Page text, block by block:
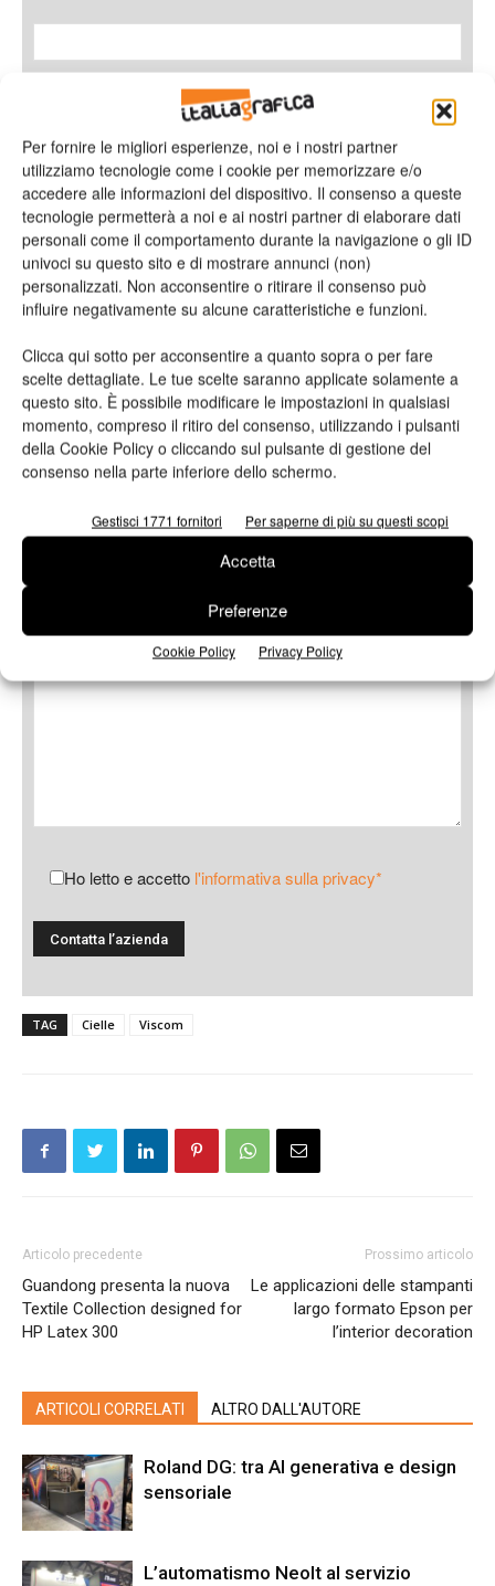
Per fornire le migliori esperienze, noi e i nostri partner
utilizziamo tecnologie come i cookie per memorizzare e/o
accedere alle informazioni del dispositivo. Il consenso a queste
tecnologie permetterà a noi e ai nostri partner di elaborare dati
personali come il comportamento durante la navigazione o gli ID
univoci su questo sito e di mostrare annunci (non)
personalizzati. Non acconsentire o ritirare il consenso può
influire negativamente su alcune caratteristiche e funzioni.
Clicca qui sotto per acconsentire a quanto sopra o per fare
scelte dettagliate. Le tue scelte saranno applicate solamente a
questo sito. È possibile modificare le impostazioni in qualsiasi
momento, compreso il ritiro del consenso, utilizzando i pulsanti
della Cookie Policy o cliccando sul pulsante di gestione del
consenso nella parte inferiore dello schermo.
Gestisci 1771 fornitori Per saperne di più su questi scopi
Accetta
Preferenze
Cookie Policy Privacy Policy
E-mail*
Telefono
Oggetto
Ho letto e accetto l'informativa sulla privacy*
TAG Cielle Viscom
Articolo precedente
Guandong presenta la nuova
Textile Collection designed for
HP Latex 300
Prossimo articolo
Le applicazioni delle stampanti
largo formato Epson per
l’interior decoration
ARTICOLI CORRELATI ALTRO DALL'AUTORE
Roland DG: tra AI generativa e design
sensoriale
L’automatismo Neolt al servizio